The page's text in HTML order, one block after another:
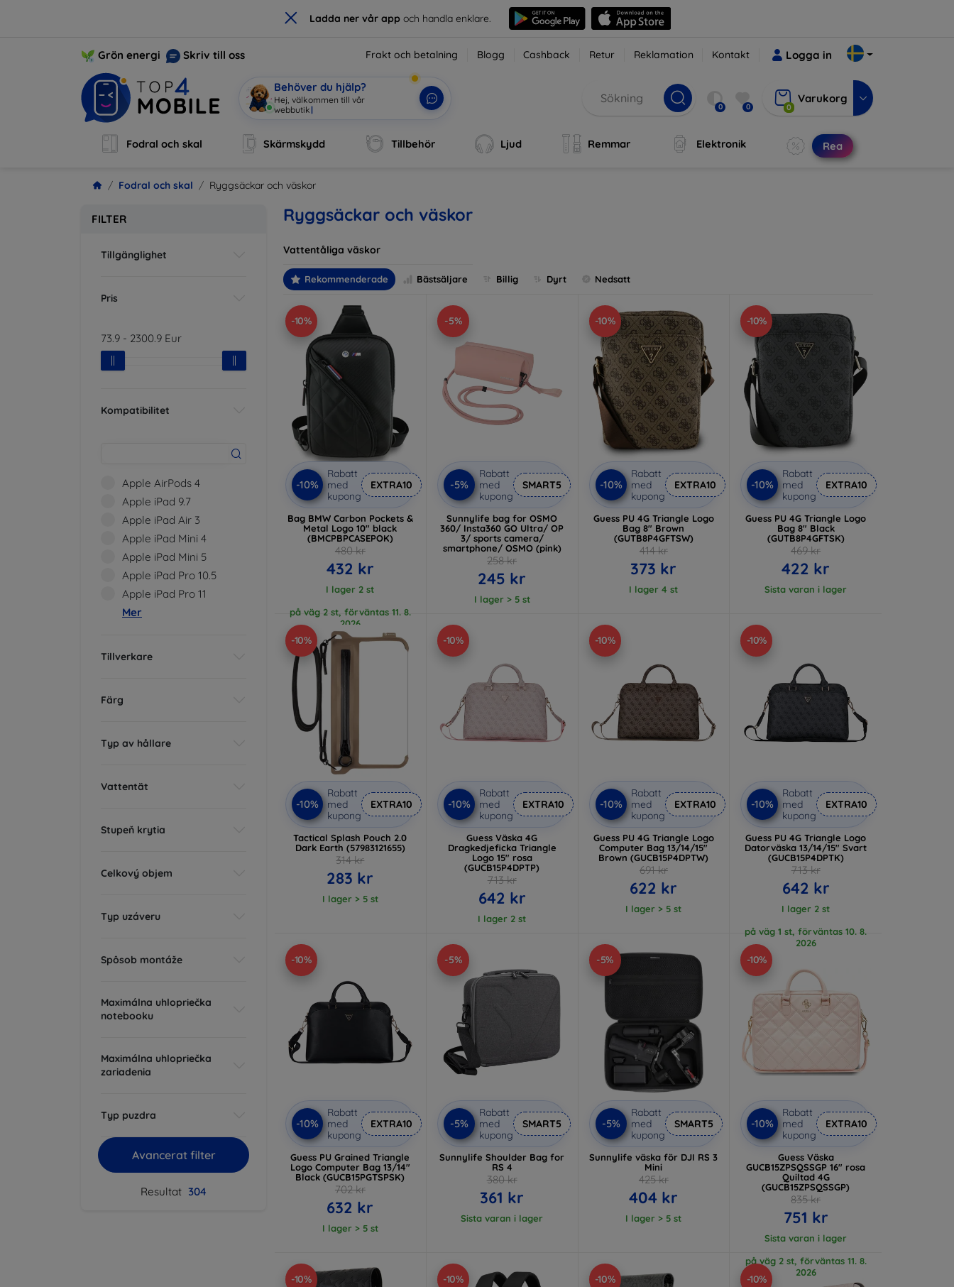
× Ladda ner vår app och handla enklare.
Grön energi Skriv till oss Frakt och betalning Blogg Cashback Retur Reklamation Kontakt Logga in
Behöver du hjälp?
Jag är Mob| 0 0 0
Varukorg
Fodral och skal Skärmskydd Tillbehör Ljud Remmar Elektronik Rea
Fodral och skal Ryggsäckar och väskor
FILTER
Tillgänglighet
Pris
73.9 - 2300.9 Eur
Kompatibilitet
Apple AirPods 4
Apple iPad 9.7
Apple iPad Air 3
Apple iPad Mini 4
Apple iPad Mini 5
Apple iPad Pro 10.5
Apple iPad Pro 11
Mer
Tillverkare
Färg
Typ av hållare
Vattentät
Stupeň krytia
Celkový objem
Typ uzáveru
Spôsob montáže
Maximálna uhlopriečka
notebooku
Maximálna uhlopriečka
zariadenia
Typ puzdra
Avancerat filter
Resultat 304
Ryggsäckar och väskor
Vattentåliga väskor
Rekommenderade Bästsäljare Billig Dyrt Nedsatt
-10%
-10%
Rabatt
med
kupong
EXTRA10
Bag BMW Carbon Pockets &
Metal Logo 10" black
(BMCPBPCASEPOK)
480 kr
432 kr
I lager 2 st
på väg 2 st, förväntas 11. 8.
2026
-5%
-5%
Rabatt
med
kupong
SMART5
Sunnylife bag for OSMO
360/ Insta360 GO Ultra/ OP
3/ sports camera/
smartphone/ OSMO (pink)
258 kr
245 kr
I lager > 5 st
-10%
-10%
Rabatt
med
kupong
EXTRA10
Guess PU 4G Triangle Logo
Bag 8" Brown
(GUTB8P4GFTSW)
414 kr
373 kr
I lager 4 st
-10%
-10%
Rabatt
med
kupong
EXTRA10
Guess PU 4G Triangle Logo
Bag 8" Black
(GUTB8P4GFTSK)
469 kr
422 kr
Sista varan i lager
-10%
-10%
Rabatt
med
kupong
EXTRA10
Tactical Splash Pouch 2.0
Dark Earth (57983121655)
314 kr
283 kr
I lager > 5 st
-10%
-10%
Rabatt
med
kupong
EXTRA10
Guess Väska 4G
Dragkedjeficka Triangle
Logo 15" rosa
(GUCB15P4DPTP)
713 kr
642 kr
I lager 2 st
-10%
-10%
Rabatt
med
kupong
EXTRA10
Guess PU 4G Triangle Logo
Computer Bag 13/14/15"
Brown (GUCB15P4DPTW)
691 kr
622 kr
I lager > 5 st
-10%
-10%
Rabatt
med
kupong
EXTRA10
Guess PU 4G Triangle Logo
Datorväska 13/14/15" Svart
(GUCB15P4DPTK)
713 kr
642 kr
I lager 2 st
på väg 1 st, förväntas 10. 8.
2026
-10%
-10%
Rabatt
med
kupong
EXTRA10
Guess PU Grained Triangle
Logo Computer Bag 13/14"
Black (GUCB15PGTSPSK)
702 kr
632 kr
I lager > 5 st
-5%
-5%
Rabatt
med
kupong
SMART5
Sunnylife Shoulder Bag for
RS 4
380 kr
361 kr
Sista varan i lager
-5%
-5%
Rabatt
med
kupong
SMART5
Sunnylife väska för DJI RS 3
Mini
425 kr
404 kr
I lager > 5 st
-10%
-10%
Rabatt
med
kupong
EXTRA10
Guess Väska
GUCB15ZPSQSSGP 16" rosa
Quiltad 4G
(GUCB15ZPSQSSGP)
835 kr
751 kr
Sista varan i lager
på väg 2 st, förväntas 11. 8.
2026
-10% -10% -10% -10%